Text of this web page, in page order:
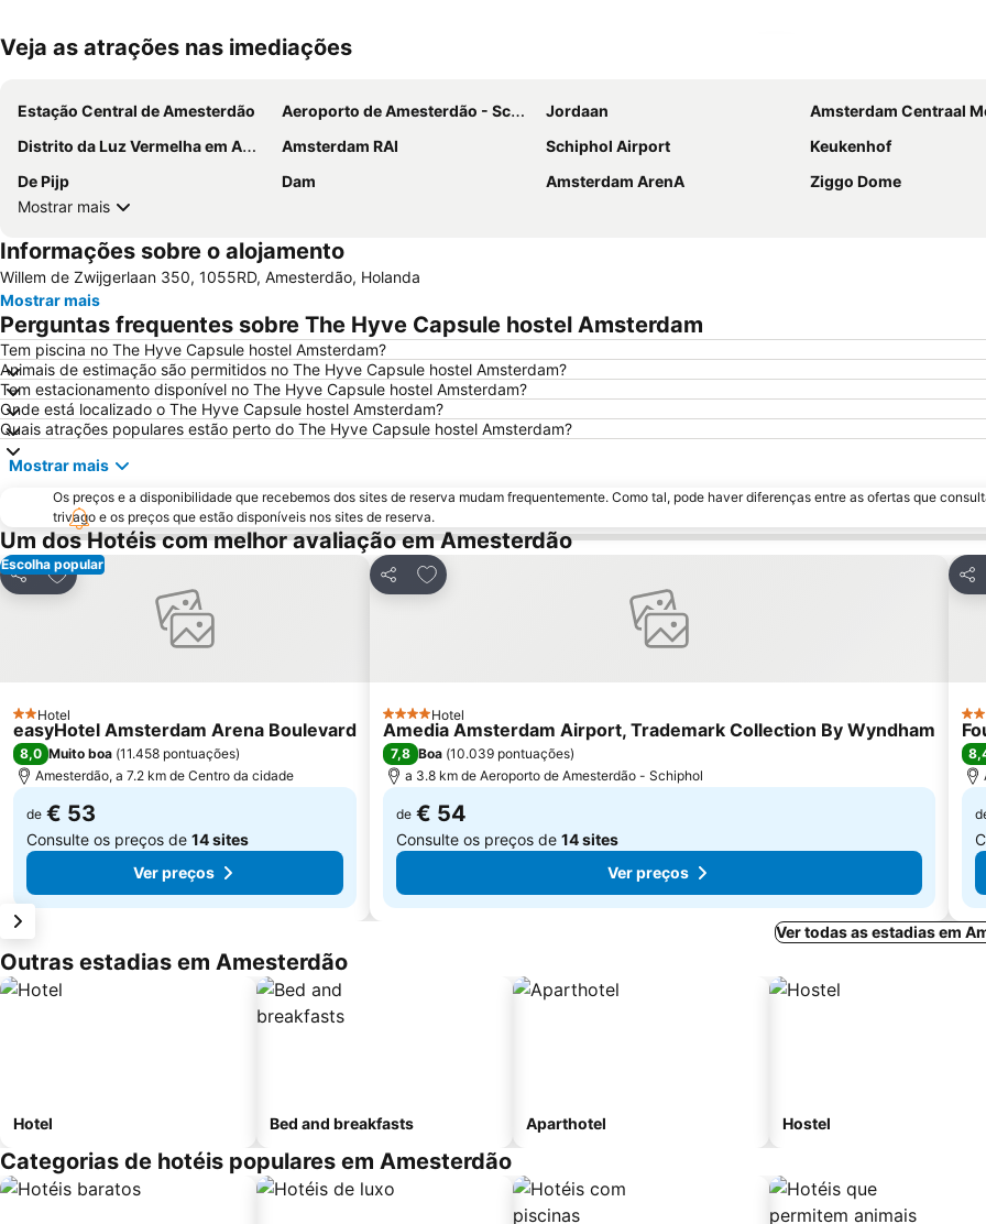
Veja as atrações nas imediações
Estação Central de Amesterdão Aeroporto de Amesterdão - Schiphol Jordaan
Amsterdam Centraal
Distrito da Luz Vermelha em Amesterdão
Amsterdam RAI Schiphol Airport
Keukenhof
De Pijp
Dam Amsterdam ArenA
Ziggo Dome
Mostrar mais
Informações sobre o alojamento
Willem de Zwijgerlaan 350, 1055RD, Amesterdão, Holanda
Mostrar mais
Perguntas frequentes sobre The Hyve Capsule hostel Amsterdam
Tem piscina no The Hyve Capsule hostel Amsterdam?
Animais de estimação são permitidos no The Hyve Capsule hostel Amsterdam?
Tem estacionamento disponível no The Hyve Capsule hostel Amsterdam?
Onde está localizado o The Hyve Capsule hostel Amsterdam?
Quais atrações populares estão perto do The Hyve Capsule hostel Amsterdam?
Mostrar mais
Os preços e a disponibilidade que recebemos dos sites de reserva mudam frequentemente. Como tal, pode haver diferenças entre as ofertas que
trivago e os preços que estão disponíveis nos sites de reserva.
Um dos Hotéis com melhor avaliação em Amesterdão
Escolha popular
Partilhar
Adicionar aos favoritos
2 Estrelas
Hotel
easyHotel Amsterdam Arena Boulevard
8,0 Muito boa (11.458 pontuações)
Amesterdão, a 7.2 km de Centro da cidade
de € 53
Consulte os preços de 14 sites
Ver preços
Partilhar
Adicionar aos favoritos
4 Estrelas
Hotel
Amedia Amsterdam Airport, Trademark Collection By Wyndham
7,8 Boa (10.039 pontuações)
a 3.8 km de Aeroporto de Amesterdão - Schiphol
de € 54
Consulte os preços de 14 sites
Ver preços
4
Ver todas as estadias em
Outras estadias em Amesterdão
Hotel Bed and breakfasts Aparthotel Hostel
Categorias de hotéis populares em Amesterdão